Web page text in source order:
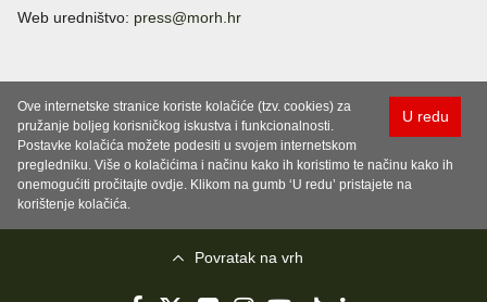
Web uredništvo: press@morh.hr
U redu
Ove internetske stranice koriste kolačiće (tzv. cookies) za
pružanje boljeg korisničkog iskustva i funkcionalnosti.
Postavke kolačića možete podesiti u svojem internetskom
pregledniku. Više o kolačićima i načinu kako ih koristimo te načinu kako ih
onemogućiti pročitajte ovdje. Klikom na gumb ‘U redu’ pristajete na
korištenje kolačića.
Povratak na vrh